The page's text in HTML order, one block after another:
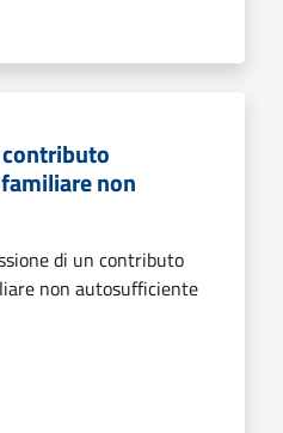
contributo
non
di un contributo
non autosufficiente